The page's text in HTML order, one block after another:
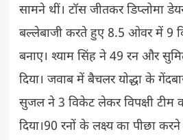
सामने थीं। टॉस जीतकर डिप्लोमा
बल्लेबाजी करते हुए 8.5 ओवर में 9
बनाए। श्याम सिंह ने 49 रन और
दिया। जवाब में बैचलर योद्धा के
सुजल ने 3 विकेट लेकर विपक्षी टीम
दिया।90 रनों के लक्ष्य का पीछा